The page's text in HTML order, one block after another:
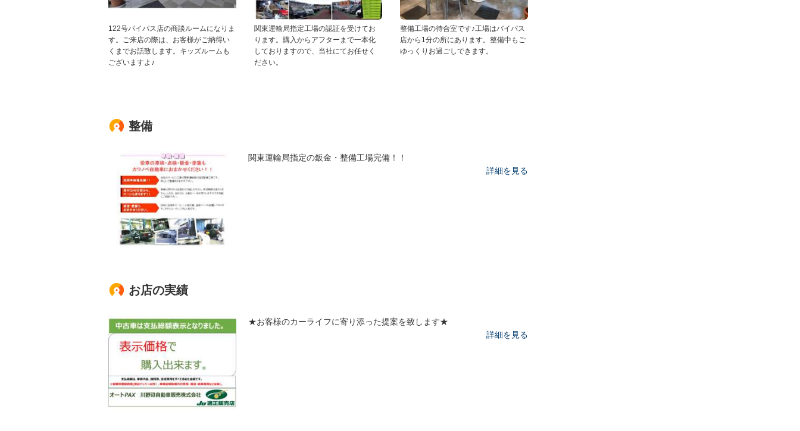
122号パイパス店の商談ルームになりま
す。ご来店の際は、お客様がご納得い
くまでお話致します。キッズルームも
ございますよ♪
関東運輸局指定工場の認証を受けてお
ります。購入からアフターまで一本化
しておりますので、当社にてお任せく
ださい。
整備工場の待合室です♪工場はバイパス
店から1分の所にあります。整備中もご
ゆっくりお過ごしできます。
整備
関東運輸局指定の鈑金・整備工場完備！！
詳細を見る
お店の実績
★お客様のカーライフに寄り添った提案を致します★
詳細を見る